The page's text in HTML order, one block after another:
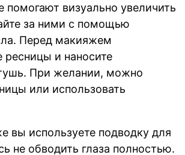
помогают визуально увеличить
за ними с помощью
Перед макияжем
ресницы и наносите
При желании, можно
или использовать
вы используете подводку для
не обводить глаза полностью.